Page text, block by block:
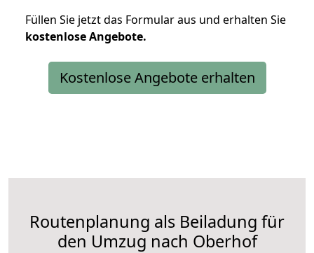
Füllen Sie jetzt das Formular aus und erhalten Sie
kostenloseAngebote.
Kostenlose Angebote erhalten
Routenplanung als Beiladung für
den Umzug nach Oberhof